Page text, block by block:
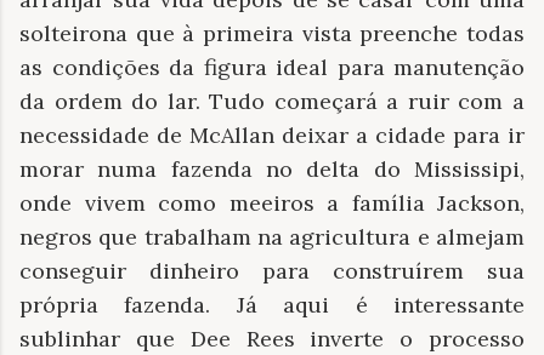
solteirona que à primeira vista preenche todas
as condições da figura ideal para manutenção
da ordem do lar. Tudo começará a ruir com a
necessidade de McAllan deixar a cidade para ir
morar numa fazenda no delta do Mississipi,
onde vivem como meeiros a família Jackson,
negros que trabalham na agricultura e almejam
conseguir dinheiro para construírem sua
própria fazenda. Já aqui é interessante
sublinhar que Dee Rees inverte o processo